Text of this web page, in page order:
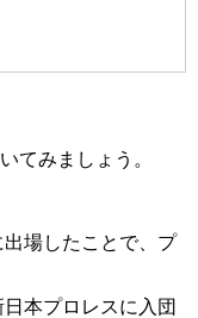
てみましょう。
場したことで、プ
本プロレスに入団